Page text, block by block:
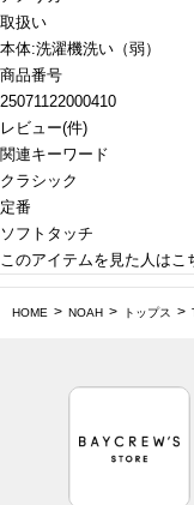
取扱い
本体:洗濯機洗い（弱）
商品番号
25071122000410
レビュー(件)
関連キーワード
クラシック
定番
ソフトタッチ
このアイテムを見た人はこ
HOME NOAH トップス